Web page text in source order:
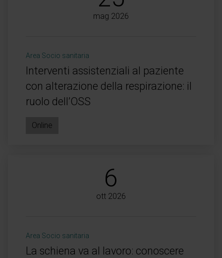
mag 2026
Area Socio sanitaria
Interventi assistenziali al paziente
con alterazione della respirazione: il
ruolo dell’OSS
Online
6
ott 2026
Area Socio sanitaria
La schiena va al lavoro: conoscere